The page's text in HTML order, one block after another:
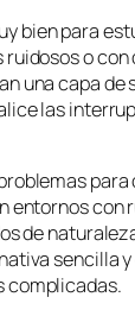
bien para
o
una capa de
las
entornos con
de
sencilla
complicadas.